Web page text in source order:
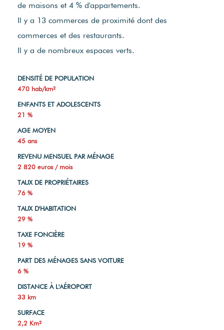
de maisons et 4 % d'appartements.
Il y a 13 commerces de proximité dont des
commerces et des restaurants.
Il y a de nombreux espaces verts.
DENSITÉ DE POPULATION
470 hab/km²
ENFANTS ET ADOLESCENTS
21 %
AGE MOYEN
45 ans
REVENU MENSUEL PAR MÉNAGE
2 820 euros / mois
TAUX DE PROPRIÉTAIRES
76 %
TAUX D'HABITATION
29 %
TAXE FONCIÈRE
19 %
PART DES MÉNAGES SANS VOITURE
6 %
DISTANCE À L'AÉROPORT
33 km
SURFACE
2,2 Km²